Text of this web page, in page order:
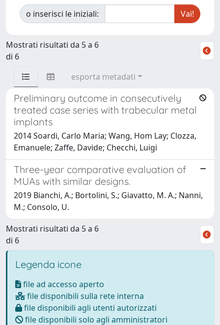
o inserisci le iniziali:
Mostrati risultati da 5 a 6
di 6
esporta metadati
Preliminary outcome in consecutively
treated case series with trabecular metal
implants
2014 Soardi, Carlo Maria; Wang, Hom Lay; Clozza,
Emanuele; Zaffe, Davide; Checchi, Luigi
Three-year comparative evaluation of
MUAs with similar designs.
2019 Bianchi, A.; Bortolini, S.; Giavatto, M. A.; Nanni,
M.; Consolo, U.
Mostrati risultati da 5 a 6
di 6
Legenda icone
file ad accesso aperto
file disponibili sulla rete interna
file disponibili agli utenti autorizzati
file disponibili solo agli amministratori